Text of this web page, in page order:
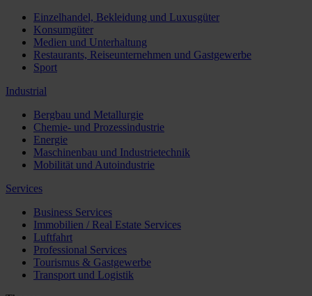
Einzelhandel, Bekleidung und Luxusgüter
Konsumgüter
Medien und Unterhaltung
Restaurants, Reiseunternehmen und Gastgewerbe
Sport
Industrial
Bergbau und Metallurgie
Chemie- und Prozessindustrie
Energie
Maschinenbau und Industrietechnik
Mobilität und Autoindustrie
Services
Business Services
Immobilien / Real Estate Services
Luftfahrt
Professional Services
Tourismus & Gastgewerbe
Transport und Logistik